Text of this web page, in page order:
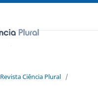
Ciência Plural /